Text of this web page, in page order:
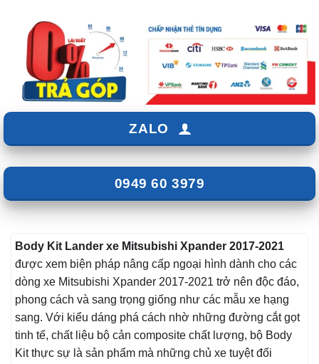
ZALO
0949 60 3979
Body Kit Lander xe Mitsubishi Xpander 2017-2021
được xem biện pháp nâng cấp ngoại hình dành cho các
dòng xe Mitsubishi Xpander 2017-2021 trở nên độc đáo,
phong cách và sang trọng giống như các mẫu xe hạng
sang. Với kiểu dáng phá cách nhờ những đường cắt gọt
tinh tế, chất liệu bộ cản composite chất lượng, bộ Body
Kit thực sự là sản phẩm mà những chủ xe tuyệt đối